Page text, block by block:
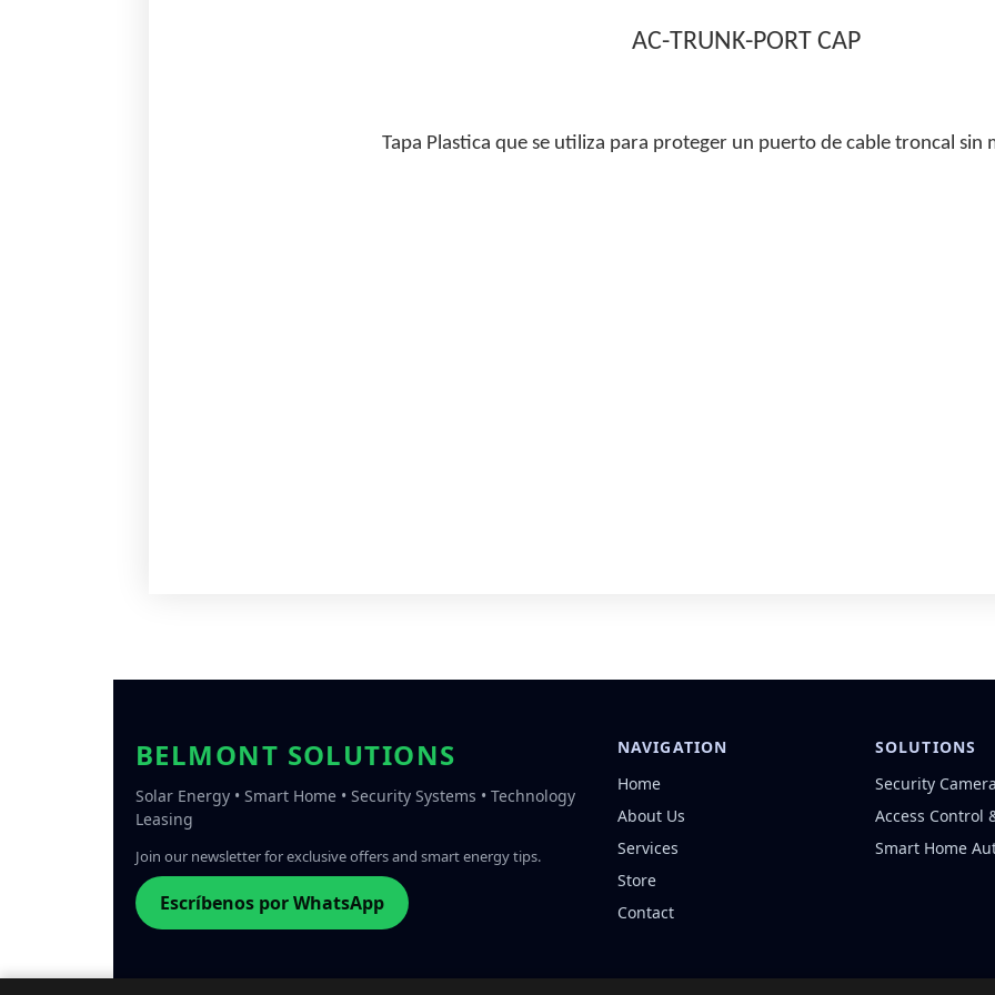
AC-TRUNK-PORT CAP
Tapa Plastica que se utiliza para proteger un puerto de cable troncal sin
BELMONT SOLUTIONS
Solar Energy • Smart Home • Security Systems • Technology
Leasing
Join our newsletter for exclusive offers and smart energy tips.
Escríbenos por WhatsApp
NAVIGATION
Home
About Us
Services
Store
Contact
SOLUTIONS
Security
Access Control
Smart Home